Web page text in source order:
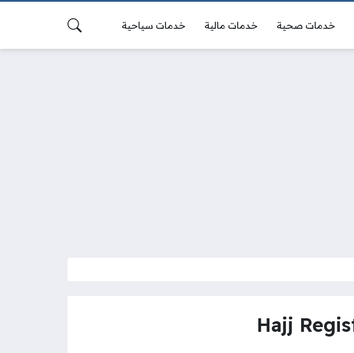
خدمات صحية خدمات مالية خدمات سياحية